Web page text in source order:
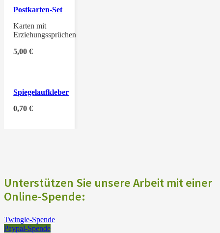
Postkarten-Set
Karten mit
Erziehungssprüchen
5,00€
Spiegelaufkleber
0,70€
Unterstützen Sie unsere Arbeit mit einer
Online-Spende:
Twingle-Spende
Paypal-Spende